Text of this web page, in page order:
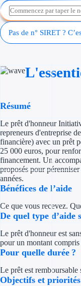
Pas de n° SIRET ?
Résumé
Le prêt d'honneur
repreneurs d'entreprise
financière) avec un prêt
25 000 euros, pour
financement. Un
proposés pour
années.
Bénéfices de l’aide
Ce que vous recevez.
De quel type d’aide
Le prêt d'honneur est
pour un montant
Pour quelle durée ?
Le prêt est remboursable
Objectifs et